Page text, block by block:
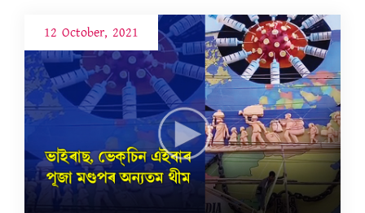
12 October, 2021